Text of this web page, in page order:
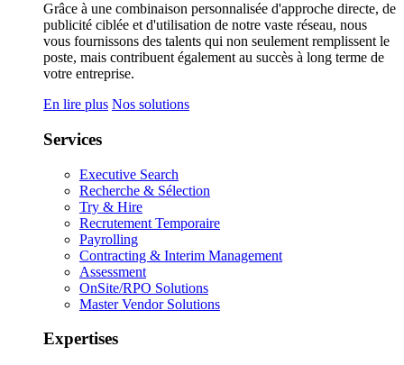
Grâce à une combinaison personnalisée d'approche directe, de
publicité ciblée et d'utilisation de notre vaste réseau, nous
vous fournissons des talents qui non seulement remplissent le
poste, mais contribuent également au succès à long terme de
votre entreprise.
En lire plus Nos solutions
Services
Executive Search
Recherche & Sélection
Try & Hire
Recrutement Temporaire
Payrolling
Contracting & Interim Management
Assessment
OnSite/RPO Solutions
Master Vendor Solutions
Expertises